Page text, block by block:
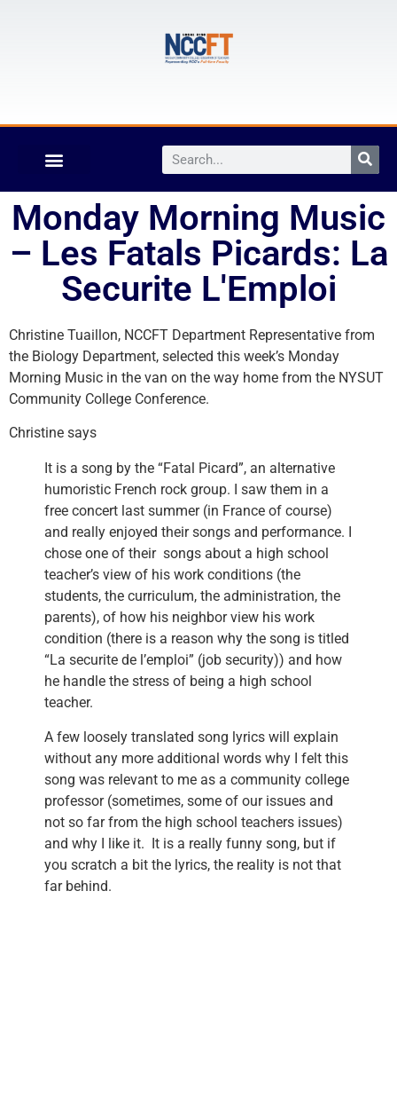
Monday Morning Music
– Les Fatals Picards: La
Securite L'Emploi
Christine Tuaillon, NCCFT Department Representative from
the Biology Department, selected this week’s Monday
Morning Music in the van on the way home from the NYSUT
Community College Conference.
Christine says
It is a song by the “Fatal Picard”, an alternative
humoristic French rock group. I saw them in a
free concert last summer (in France of course)
and really enjoyed their songs and performance. I
chose one of their songs about a high school
teacher’s view of his work conditions (the
students, the curriculum, the administration, the
parents), of how his neighbor view his work
condition (there is a reason why the song is titled
“La securite de l’emploi” (job security)) and how
he handle the stress of being a high school
teacher.
A few loosely translated song lyrics will explain
without any more additional words why I felt this
song was relevant to me as a community college
professor (sometimes, some of our issues and
not so far from the high school teachers issues)
and why I like it. It is a really funny song, but if
you scratch a bit the lyrics, the reality is not that
far behind.